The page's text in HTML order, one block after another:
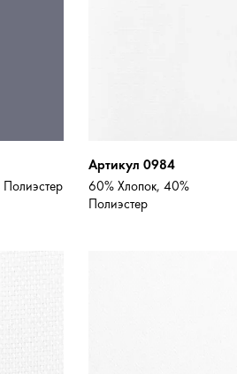
Артикул 0984
60% Хлопок, 40%
Полиэстер